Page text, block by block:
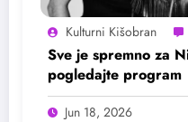
Kulturni Kišobran
Sve je spremno za
pogledajte program
Jun 18, 2026